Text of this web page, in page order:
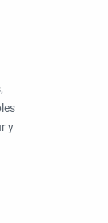
y